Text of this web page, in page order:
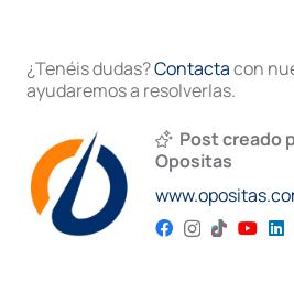
¿Tenéis dudas?Contactacon
ayudaremos a resolverlas.
Post creado
Opositas